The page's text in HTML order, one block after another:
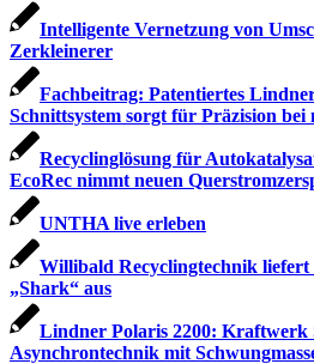
Intelligente Vernetzung von
Zerkleinerer
Fachbeitrag: Patentiertes
Schnittsystem sorgt für Präzision
Recyclinglösung für
EcoRec nimmt neuen
UNTHA live erleben
Willibald Recyclingtechnik liefert
„Shark“ aus
Lindner Polaris 2200: Kraftwerk
Asynchrontechnik mit